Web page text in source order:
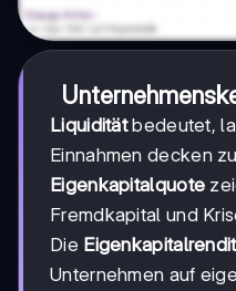
Liquiditätbedeutet,
Einnahmen decken
Eigenkapitalquote
Fremdkapital und
Die
Unternehmen auf